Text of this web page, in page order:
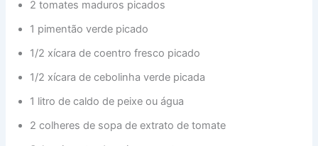
2 tomates maduros picados
1 pimentão verde picado
1/2 xícara de coentro fresco picado
1/2 xícara de cebolinha verde picada
1 litro de caldo de peixe ou água
2 colheres de sopa de extrato de tomate